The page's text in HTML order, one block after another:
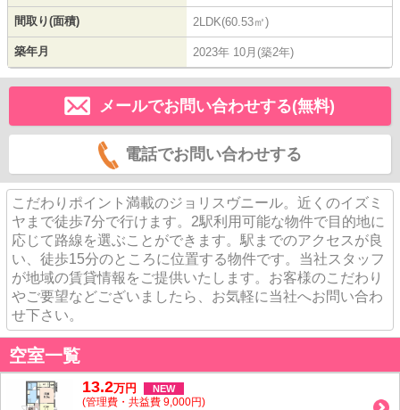
間取り(面積) 2LDK(60.53㎡)
築年月 2023年 10月(築2年)
メールでお問い合わせする(無料)
電話でお問い合わせする
こだわりポイント満載のジョリスヴニール。近くのイズミ
ヤまで徒歩7分で行けます。2駅利用可能な物件で目的地に
応じて路線を選ぶことができます。駅までのアクセスが良
い、徒歩15分のところに位置する物件です。当社スタッフ
が地域の賃貸情報をご提供いたします。お客様のこだわり
やご要望などございましたら、お気軽に当社へお問い合わ
せ下さい。
空室一覧
13.2万円 NEW
(管理費・共益費 9,000円)